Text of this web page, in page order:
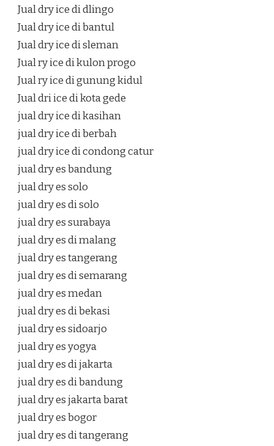
Jual dry ice di dlingo
Jual dry ice di bantul
Jual dry ice di sleman
Jual ry ice di kulon progo
Jual ry ice di gunung kidul
Jual dri ice di kota gede
jual dry ice di kasihan
jual dry ice di berbah
jual dry ice di condong catur
jual dry es bandung
jual dry es solo
jual dry es di solo
jual dry es surabaya
jual dry es di malang
jual dry es tangerang
jual dry es di semarang
jual dry es medan
jual dry es di bekasi
jual dry es sidoarjo
jual dry es yogya
jual dry es di jakarta
jual dry es di bandung
jual dry es jakarta barat
jual dry es bogor
jual dry es di tangerang